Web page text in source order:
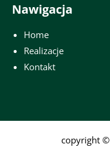
Nawigacja
Home
Realizacje
Kontakt
copyright ©